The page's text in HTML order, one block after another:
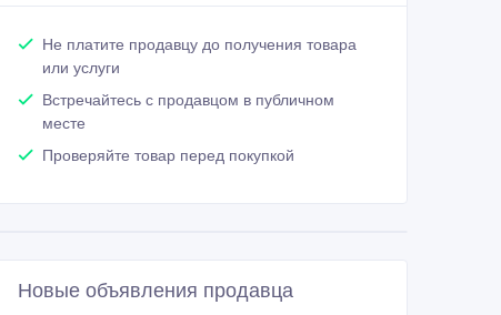
Не платите продавцу до получения товара
или услуги
Встречайтесь с продавцом в публичном
месте
Проверяйте товар перед покупкой
Новые объявления продавца